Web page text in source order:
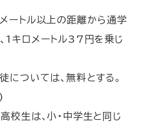
トル以上の距離から通学
1キロメートル37円を乗じ
ついては、無料とする。
生は、小・中学生と同じ